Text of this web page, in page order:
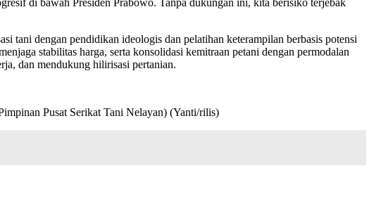
tani dengan pendidikan ideologis dan pelatihan keterampilan berbasis potensi
stabilitas harga, serta konsolidasi kemitraan petani dengan permodalan
dan mendukung hilirisasi pertanian.
Pusat Serikat Tani Nelayan) (Yanti/rilis)